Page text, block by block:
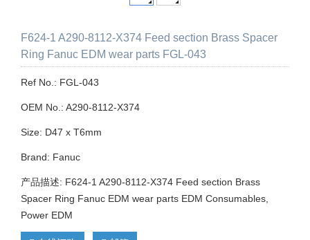
F624-1 A290-8112-X374 Feed section Brass Spacer
Ring Fanuc EDM wear parts FGL-043
Ref No.: FGL-043
OEM No.: A290-8112-X374
Size: D47 x T6mm
Brand: Fanuc
产品描述: F624-1 A290-8112-X374 Feed section Brass
Spacer Ring Fanuc EDM wear parts EDM Consumables,
Power EDM